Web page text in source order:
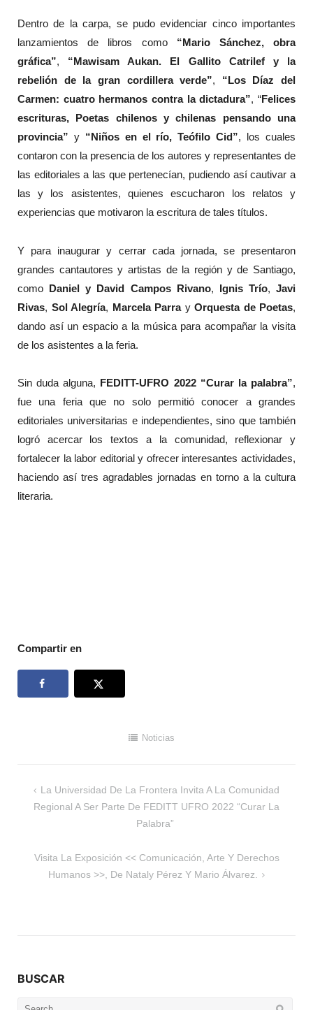
Dentro de la carpa, se pudo evidenciar cinco importantes
lanzamientos de libros como “Mario Sánchez, obra
gráfica”, “Mawisam Aukan. El Gallito Catrilef y la
rebelión de la gran cordillera verde”, “Los Díaz del
Carmen: cuatro hermanos contra la dictadura”, “Felices
escrituras, Poetas chilenos y chilenas pensando una
provincia” y “Niños en el río, Teófilo Cid”, los cuales
contaron con la presencia de los autores y representantes de
las editoriales a las que pertenecían, pudiendo así cautivar a
las y los asistentes, quienes escucharon los relatos y
experiencias que motivaron la escritura de tales títulos.
Y para inaugurar y cerrar cada jornada, se presentaron
grandes cantautores y artistas de la región y de Santiago,
como Daniel y David Campos Rivano, Ignis Trío,Javi
Rivas, Sol Alegría, Marcela ParrayOrquesta de Poetas,
dando así un espacio a la música para acompañar la visita
de los asistentes a la feria.
Sin duda alguna, FEDITT-UFRO 2022 “Curar la palabra”,
fue una feria que no solo permitió conocer a grandes
editoriales universitarias e independientes, sino que también
logró acercar los textos a la comunidad, reflexionar y
fortalecer la labor editorial y ofrecer interesantes actividades,
haciendo así tres agradables jornadas en torno a la cultura
literaria.
Compartir en
Noticias
Navegación
La Universidad De La Frontera Invita A La Comunidad
Regional A Ser Parte De FEDITT UFRO 2022 “Curar La
Palabra”
Visita La Exposición << Comunicación, Arte Y Derechos
Humanos >>, De Nataly Pérez Y Mario Álvarez.
BUSCAR
Search